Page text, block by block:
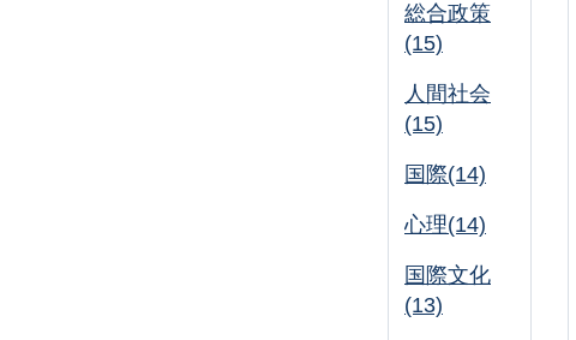
総合政策
(15)
人間社会
(15)
国際(14)
心理(14)
国際文化
(13)